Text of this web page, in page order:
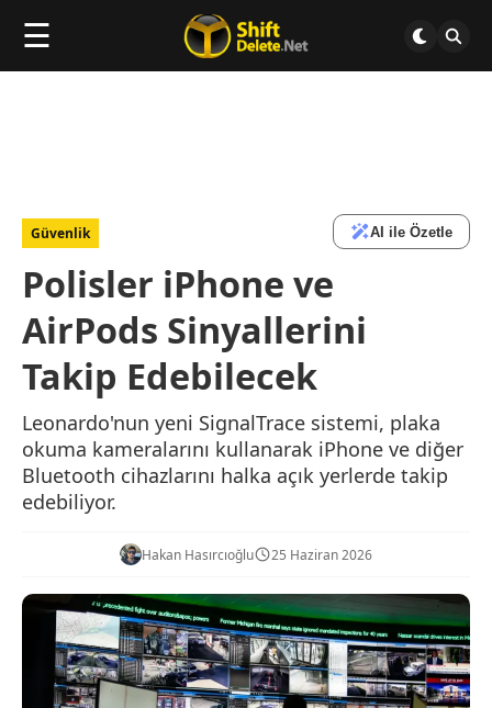
☰
Güvenlik AI ile Özetle
Polisler iPhone ve
AirPods Sinyallerini
Takip Edebilecek
Leonardo'nun yeni SignalTrace sistemi, plaka
okuma kameralarını kullanarak iPhone ve diğer
Bluetooth cihazlarını halka açık yerlerde takip
edebiliyor.
Hakan Hasırcıoğlu 25 Haziran 2026